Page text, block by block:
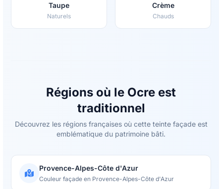
Taupe
Naturels
Crème
Chauds
Régions où le Ocre est
traditionnel
Découvrez les régions françaises où cette teinte façade est
emblématique du patrimoine bâti.
Provence-Alpes-Côte d'Azur
Couleur façade en Provence-Alpes-Côte d'Azur